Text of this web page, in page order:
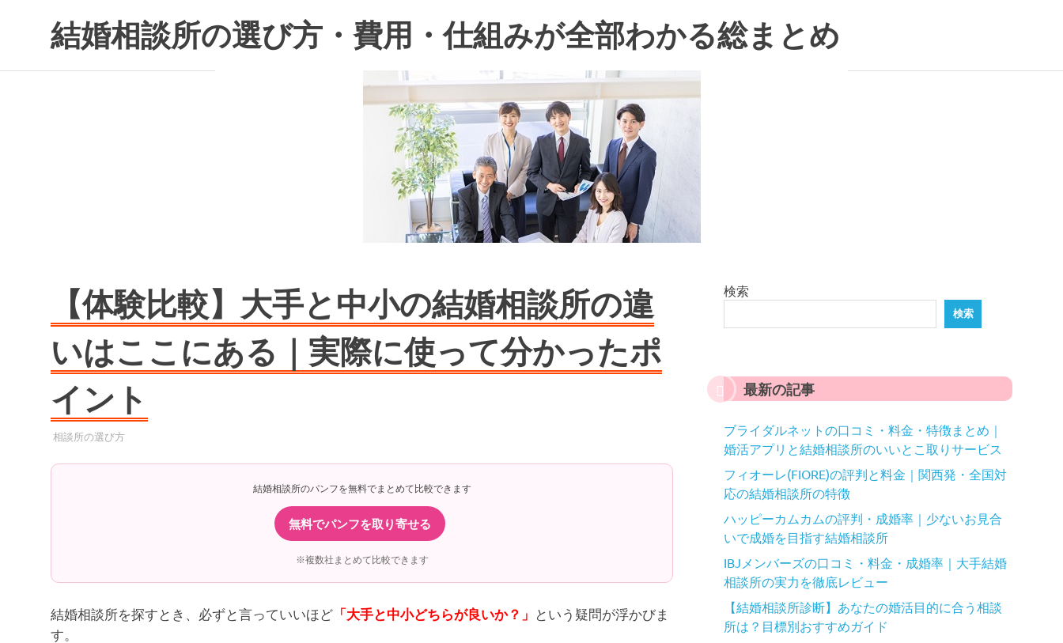
結婚相談所の選び方・費用・仕組みが全部わかる総まとめ
【体験比較】大手と中小の結婚相談所の違
いはここにある｜実際に使って分かったポ
イント
2025年6月18日
YYYPRO
相談所の選び方
結婚相談所のパンフを無料でまとめて比較できます
無料でパンフを取り寄せる
※複数社まとめて比較できます
結婚相談所を探すとき、必ずと言っていいほど 「大手と中小どちらが良いか？」 という疑問が浮かびま
す。
検索
検索
最新の記事
ブライダルネットの口コミ・料金・特徴まとめ｜
婚活アプリと結婚相談所のいいとこ取りサービス
フィオーレ(FIORE)の評判と料金｜関西発・全国対
応の結婚相談所の特徴
ハッピーカムカムの評判・成婚率｜少ないお見合
いで成婚を目指す結婚相談所
IBJメンバーズの口コミ・料金・成婚率｜大手結婚
相談所の実力を徹底レビュー
【結婚相談所診断】あなたの婚活目的に合う相談
所は？目標別おすすめガイド